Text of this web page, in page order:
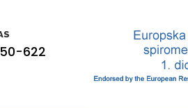
622